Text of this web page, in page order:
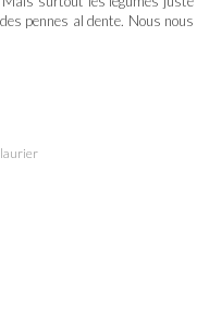
pennes al dente. Nous nous
laurier